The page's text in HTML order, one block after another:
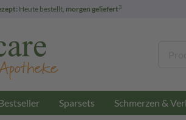
Heute bestellt, morgen geliefert3
Sparsets Schmerzen &